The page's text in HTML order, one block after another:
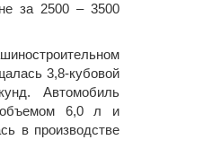
за 2500 – 3500
3,8-кубовой
Автомобиль
объемом 6,0 л и
в производстве